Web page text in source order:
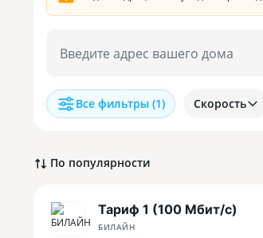
Введите адрес вашего дома
Все фильтры (1) Скорость
По популярности
Тариф 1 (100 Мбит/с)
БИЛАЙН